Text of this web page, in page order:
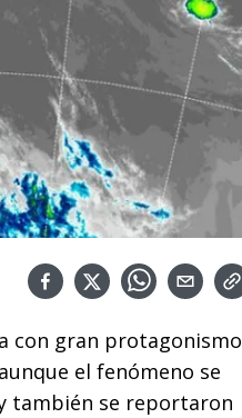
con gran protagonismo
el fenómeno se
también se reportaron